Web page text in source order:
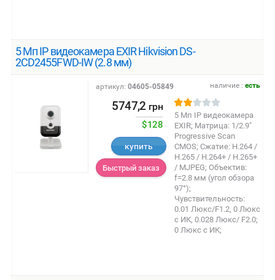
5 Мп IP видеокамера EXIR Hikvision DS-
2CD2455FWD-IW (2.8 мм)
наличие :есть
артикул: 04605-05849
5747,2 грн
$128
купить
Быстрый заказ
5 Мп IP видеокамера
EXIR; Матрица: 1/2.9"
Progressive Scan
CMOS; Сжатие: H.264 /
H.265 / H.264+ / H.265+
/ MJPEG; Объектив:
f=2.8 мм (угол обзора
97°);
Чувствительность:
0.01 Люкс/F1.2, 0 Люкс
с ИК, 0.028 Люкс/ F2.0;
0 Люкс с ИК;